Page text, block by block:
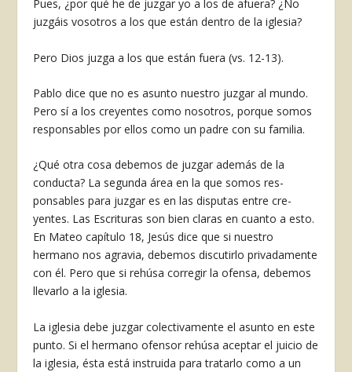
Pues, ¿por qué he de juzgar yo a los de afuera? ¿No
juzgáis vosotros a los que están dentro de la iglesia?
Pero Dios juzga a los que están fuera (vs. 12-13).
Pablo dice que no es asunto nuestro juzgar al mundo.
Pero sí a los creyentes como nosotros, porque somos
responsables por ellos como un pa­dre con su familia.
¿Qué otra cosa debemos de juzgar además de la
conducta? La segunda área en la que somos res­
ponsables para juzgar es en las disputas entre cre­
yentes. Las Escrituras son bien claras en cuanto a esto.
En Mateo capítulo 18, Jesús dice que si nuestro
hermano nos agravia, debemos discutirlo privadamente
con él. Pero que si rehúsa corregir la ofensa, debemos
llevarlo a la iglesia.
La iglesia debe juzgar colectivamente el asunto en este
punto. Si el hermano ofensor rehúsa acep­tar el juicio de
la iglesia, ésta está instruida para tratarlo como a un